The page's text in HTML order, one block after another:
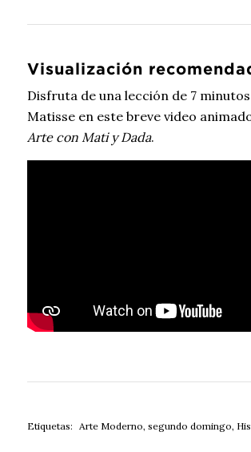
Visualización
Disfruta de una lección de 7
Matisse en este breve video
Arte con Mati y Dada.
Etiquetas: Arte Moderno, segundo domingo,